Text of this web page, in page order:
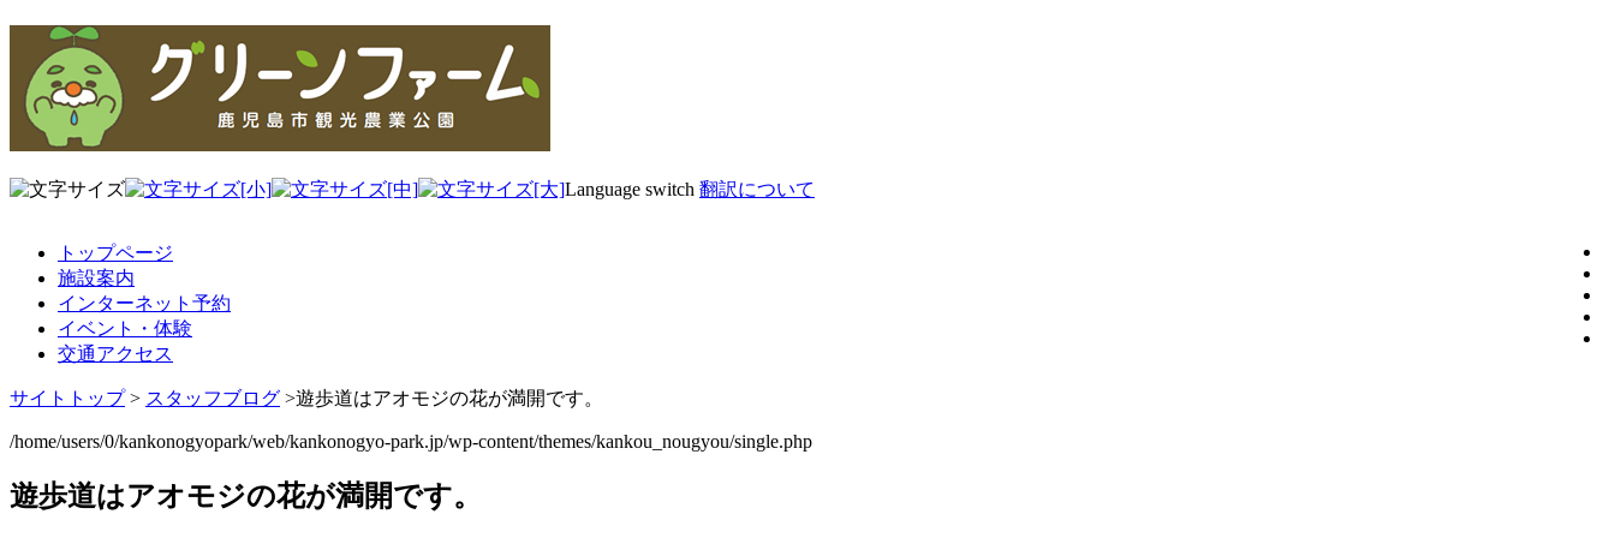
Language switch 翻訳について
トップページ
施設案内
インターネット予約
イベント・体験
交通アクセス
サイトトップ> スタッフブログ >遊歩道はアオモジの花が満開です。
/home/users/0/kankonogyopark/web/kankonogyo-park.jp/wp-content/themes/kankou_nougyou/single.php
遊歩道はアオモジの花が満開です。